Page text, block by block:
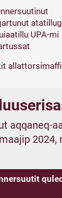
UPA-mi
aqqaneq-
2024,